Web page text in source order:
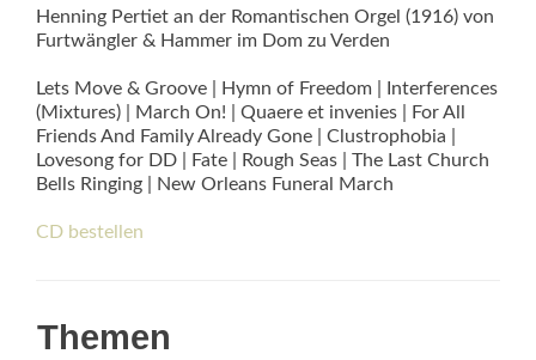
Henning Pertiet an der Romantischen Orgel (1916) von
Furtwängler & Hammer im Dom zu Verden
Lets Move & Groove | Hymn of Freedom | Interferences
(Mixtures) | March On! | Quaere et invenies | For All
Friends And Family Already Gone | Clustrophobia |
Lovesong for DD | Fate | Rough Seas | The Last Church
Bells Ringing | New Orleans Funeral March
CD bestellen
Themen